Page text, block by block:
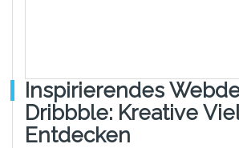
Inspirierendes
Dribbble: Kreative
Entdecken